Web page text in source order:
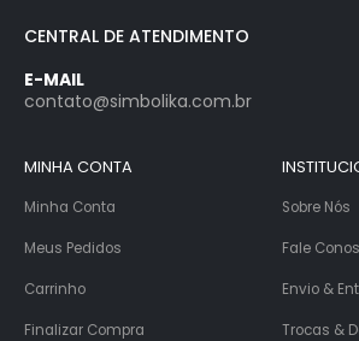
CENTRAL DE ATENDIMENTO
E-MAIL
contato@simbolika.com.br
MINHA CONTA
Minha Conta
Meus Pedidos
Carrinho
Finalizar Compra
Sobre Nós
Fale
Envio &
Trocas &